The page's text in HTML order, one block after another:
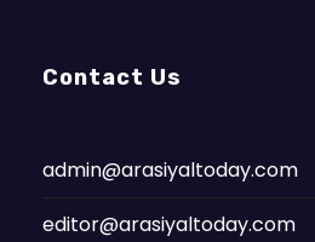
Contact Us
admin@arasiyaltoday.com
editor@arasiyaltoday.com